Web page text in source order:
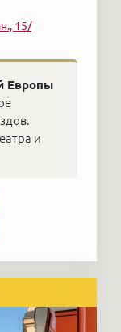
15/
Европы
и